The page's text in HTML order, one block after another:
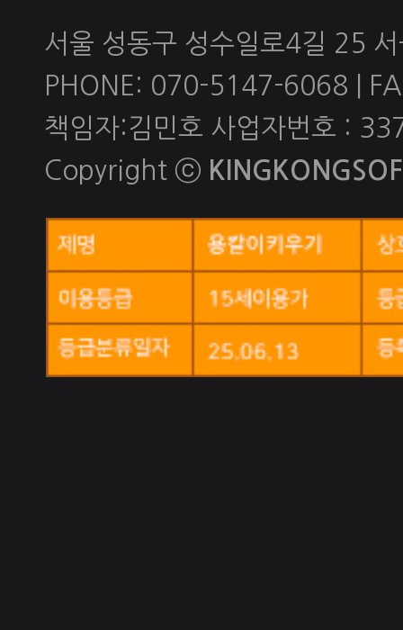
서울 성동구 성수일로4길 25
PHONE: 070-5147-6068 |
책임자:김민호 사업자번호 :
Copyright ⓒ